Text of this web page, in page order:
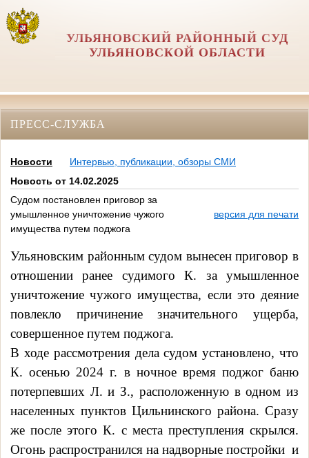
УЛЬЯНОВСКИЙ РАЙОННЫЙ СУД
УЛЬЯНОВСКОЙ ОБЛАСТИ
ПРЕСС-СЛУЖБА
Новости
Интервью, публикации, обзоры СМИ
Новость от 14.02.2025
Судом постановлен приговор за
умышленное уничтожение чужого
имущества путем поджога
версия для печати
Ульяновским районным судом вынесен приговор в
отношении ранее судимого К. за умышленное
уничтожение чужого имущества, если это деяние
повлекло причинение значительного ущерба,
совершенное путем поджога.
В ходе рассмотрения дела судом установлено, что
К. осенью 2024 г. в ночное время поджог баню
потерпевших Л. и З., расположенную в одном из
населенных пунктов Цильнинского района. Сразу
же после этого К. с места преступления скрылся.
Огонь распространился на надворные постройки и